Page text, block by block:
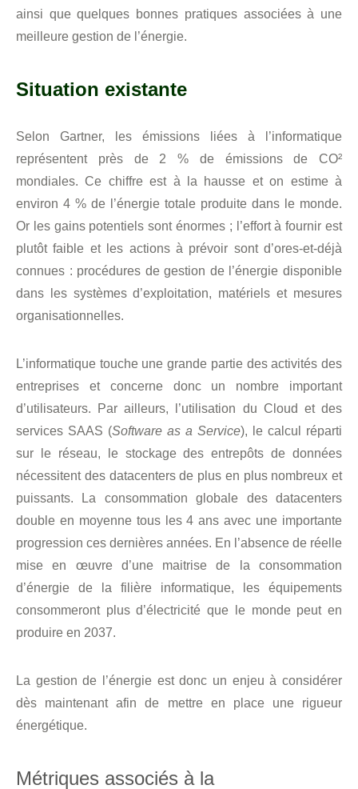
ainsi que quelques bonnes pratiques associées à une
meilleure gestion de l’énergie.
Situation existante
Selon Gartner, les émissions liées à l’informatique
représentent près de 2 % de émissions de CO²
mondiales. Ce chiffre est à la hausse et on estime à
environ 4 % de l’énergie totale produite dans le monde.
Or les gains potentiels sont énormes ; l’effort à fournir est
plutôt faible et les actions à prévoir sont d’ores-et-déjà
connues : procédures de gestion de l’énergie disponible
dans les systèmes d’exploitation, matériels et mesures
organisationnelles.
L’informatique touche une grande partie des activités des
entreprises et concerne donc un nombre important
d’utilisateurs. Par ailleurs, l’utilisation du Cloud et des
services SAAS (Software as a Service), le calcul réparti
sur le réseau, le stockage des entrepôts de données
nécessitent des datacenters de plus en plus nombreux et
puissants. La consommation globale des datacenters
double en moyenne tous les 4 ans avec une importante
progression ces dernières années. En l’absence de réelle
mise en œuvre d’une maitrise de la consommation
d’énergie de la filière informatique, les équipements
consommeront plus d’électricité que le monde peut en
produire en 2037.
La gestion de l’énergie est donc un enjeu à considérer
dès maintenant afin de mettre en place une rigueur
énergétique.
Métriques associés à la